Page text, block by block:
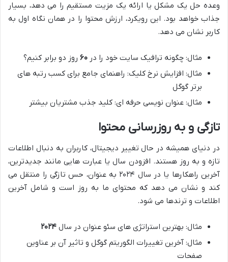
وعده حل یک مشکل یا ارائه یک مزیت مستقیم را می دهد، بسیار
جذاب خواهد بود. این رویکرد، ارزش محتوا را در همان نگاه اول به
کاربر نشان می دهد.
مثال: چگونه ترافیک سایت خود را در ۶۰ روز دو برابر کنیم؟
مثال: افزایش نرخ کلیک: راهنمای جامع برای کسب رتبه های
برتر گوگل
مثال: عنوان نویسی حرفه ای: کلید جذب مشتریان بیشتر
تازگی و به روزرسانی محتوا
در دنیای همیشه در حال تغییر دیجیتال، کاربران به دنبال اطلاعات
تازه و به روز هستند. افزودن سال یا عبارت هایی مانند جدیدترین،
آخرین راهکارها یا در سال ۲۰۲۴ به عنوان، حس تازگی را منتقل می
کند و نشان می دهد که محتوای ما به روز است و شامل آخرین
اطلاعات و ترندها می شود.
مثال: بهترین استراتژی های سئو عنوان در سال ۲۰۲۴
مثال: آخرین تغییرات الگوریتم گوگل و تاثیر آن بر عناوین
صفحات